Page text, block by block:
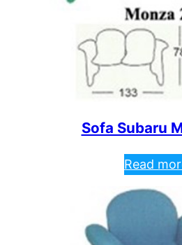
Sofa Subaru
Read